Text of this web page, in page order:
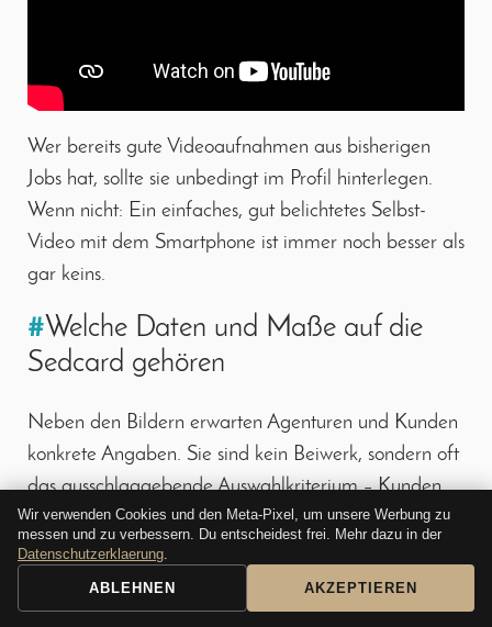
Wer bereits gute Videoaufnahmen aus bisherigen
Jobs hat, sollte sie unbedingt im Profil hinterlegen.
Wenn nicht: Ein einfaches, gut belichtetes Selbst-
Video mit dem Smartphone ist immer noch besser als
gar keins.
#Welche Daten und Maße auf die
Sedcard gehören
Neben den Bildern erwarten Agenturen und Kunden
konkrete Angaben. Sie sind kein Beiwerk, sondern oft
das ausschlaggebende Auswahlkriterium – Kunden
filtern damit ihre Castings vor.
Standardangaben für eine Model-Sedcard:
Wir verwenden Cookies und den Meta-Pixel, um unsere Werbung zu
messen und zu verbessern. Du entscheidest frei. Mehr dazu in der
Datenschutzerklaerung.
ABLEHNEN AKZEPTIEREN